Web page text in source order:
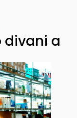
divani a